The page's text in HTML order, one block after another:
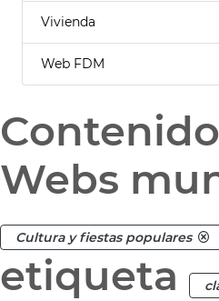
Vivienda
Web FDM
Webs
Cultura y fiestas populares
etiqueta